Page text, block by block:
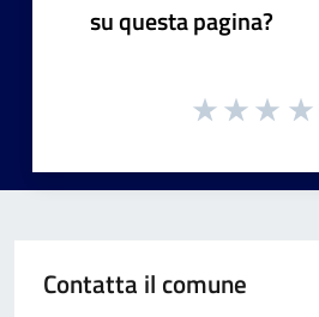
su questa pagina?
Contatta il comune